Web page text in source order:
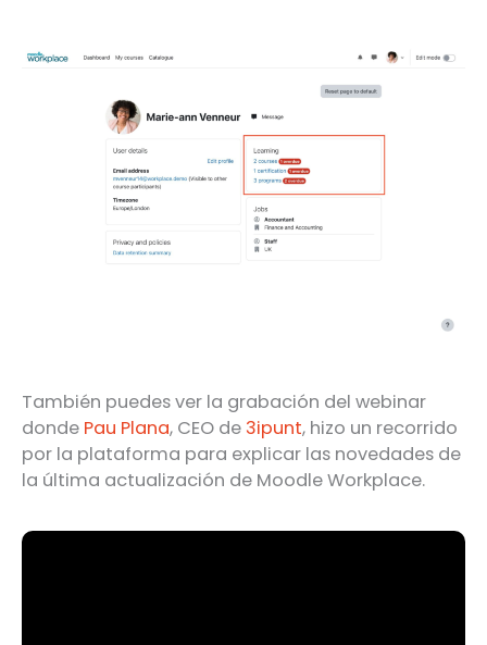
También puedes ver la grabación del webinar
donde Pau Plana, CEO de3ipunt, hizo un recorrido
por la plataforma para explicar las novedades de
la última actualización de Moodle Workplace.